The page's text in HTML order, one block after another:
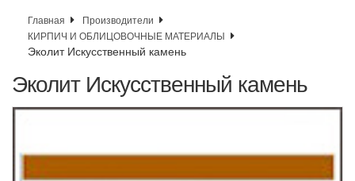
Главная
Производители
КИРПИЧ И ОБЛИЦОВОЧНЫЕ МАТЕРИАЛЫ
Эколит Искусственный камень
Эколит Искусственный камень